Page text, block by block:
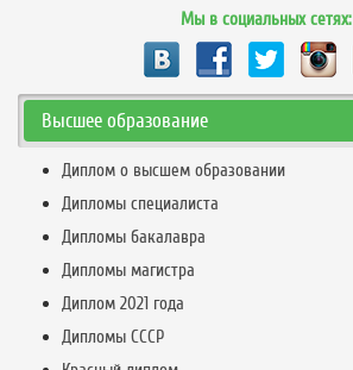
Мы в социальных сетях:
Высшее образование
Диплом о высшем образовании
Дипломы специалиста
Дипломы бакалавра
Дипломы магистра
Диплом 2021 года
Дипломы СССР